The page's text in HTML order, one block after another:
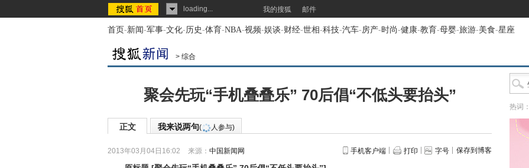
loading... 我的搜狐 邮件
首页-新闻-军事-文化-历史-体育-NBA-视频-娱谈-财经-世相-科技-汽车-房产-时尚-健康-教育-母婴-旅游-美食-星座
> 综合
聚会先玩“手机叠叠乐” 70后倡“不低头要抬头”
正文 我来说两句( 人参与)
2013年03月04日16:02 来源： 中国新闻网 手机客户端 打印 字号 保存到博客
热词：